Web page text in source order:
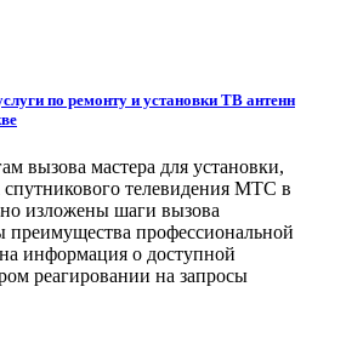
по ремонту и установки ТВ антенн
вызова мастера для установки,
телевидения МТС в
изложены шаги вызова
преимущества профессиональной
информация о доступной
реагировании на запросы